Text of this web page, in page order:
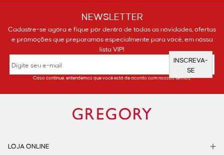
NEWSLETTER
Cadastre-se agora e fique por dentro de todas as novidades, ofertas
e promoções que preparamos especialmente para você, em nossa
lista VIP!
INSCREVA-
SE
Caso continue, entendemos que você está de acordo com nossos termos.
LOJA ONLINE